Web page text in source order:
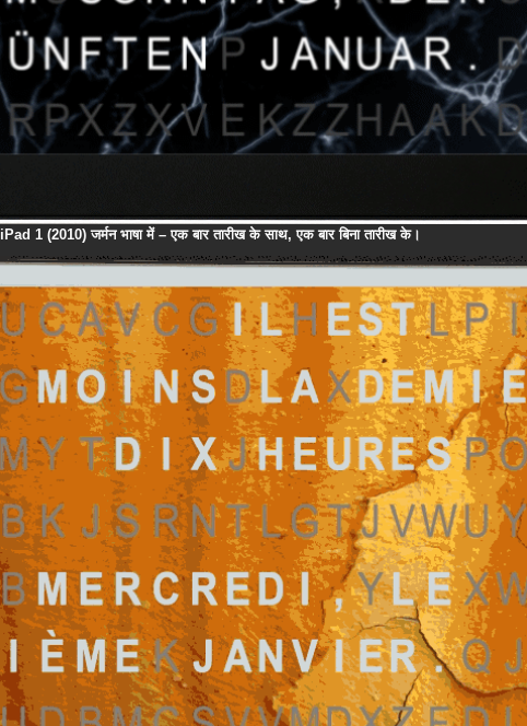
iPad 1 (2010) जर्मन भाषा में – एक बार तारीख के साथ, एक बार बिना तारीख के।